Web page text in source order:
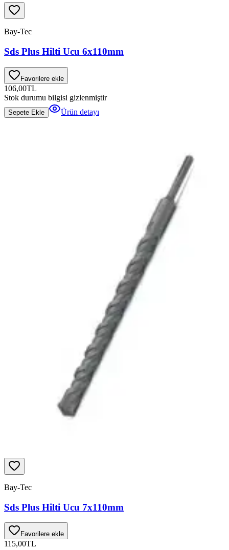
Bay-Tec
Sds Plus Hilti Ucu 6x110mm
Favorilere ekle
106,00TL
Stok durumu bilgisi gizlenmiştir
Sepete Ekle Ürün detayı
Bay-Tec
Sds Plus Hilti Ucu 7x110mm
Favorilere ekle
115,00TL